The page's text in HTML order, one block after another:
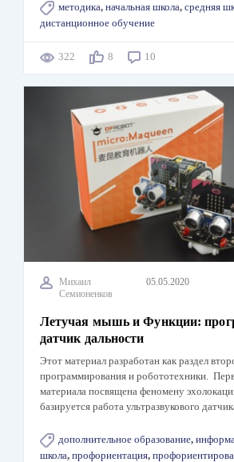
методика, начальная школа, средняя
дистанционное обучение
322 8 10
Михаил
Семионенков
05.05.2020
Летучая мышь и Функции:
датчик дальности
Этот материал разработан как раздел
программирования и робототехники.
материала посвящена феномену
базируется работа ультразвукового
дополнительное образование,
школа, профориентация,